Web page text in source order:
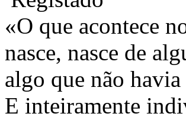
«O que acontece
nasce, nasce de
algo que não
E inteiramente